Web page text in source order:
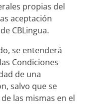
propias del
aceptación
CBLingua.
se entenderá
Condiciones
de una
salvo que se
las mismas en el